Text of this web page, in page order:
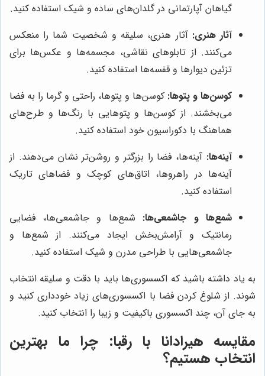
گیاهان آپارتمانی در گلدان‌های ساده و شیک استفاده کنید.
آثار هنری: آثار هنری، سلیقه و شخصیت شما را منعکس
می‌کنند. از تابلوهای نقاشی، مجسمه‌ها و عکس‌ها برای
تزئین دیوارها و قفسه‌ها استفاده کنید.
کوسن‌ها و پتوها: کوسن‌ها و پتوها، راحتی و گرما را به فضا
می‌بخشند. از کوسن‌ها و پتوهایی با رنگ‌ها و طرح‌های
هماهنگ با دکوراسیون خود استفاده کنید.
آینه‌ها: آینه‌ها، فضا را بزرگتر و روشن‌تر نشان می‌دهند. از
آینه‌ها در راهروها، اتاق‌های کوچک و فضاهای تاریک
استفاده کنید.
شمع‌ها و جاشمعی‌ها: شمع‌ها و جاشمعی‌ها، فضایی
رمانتیک و آرامش‌بخش ایجاد می‌کنند. از شمع‌ها و
جاشمعی‌هایی با طراحی مدرن و شیک استفاده کنید.
به یاد داشته باشید که اکسسوری‌ها باید با دقت و سلیقه انتخاب
شوند. از شلوغ کردن فضا با اکسسوری‌های زیاد خودداری کنید و
به جای آن، چند اکسسوری باکیفیت و زیبا را انتخاب کنید.
مقایسه هیرادانا با رقبا: چرا ما بهترین
انتخاب هستیم؟